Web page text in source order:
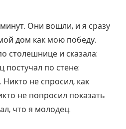
Они вошли, и я сразу
дом как мою победу.
столешнице и сказала:
постучал по стене:
не спросил, как
не попросил показать
что я молодец.